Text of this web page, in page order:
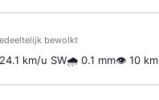
bewolkt
km/u SW🌧 0.1 mm👁 10 km